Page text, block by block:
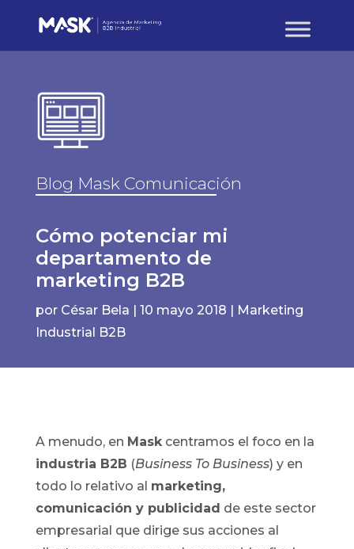
Blog Mask Comunicación
Cómo potenciar mi
departamento de
marketing B2B
por César Bela 10 mayo 2018
Marketing
Industrial B2B
A menudo, en Maskcentramos el foco en la
industria B2B (Business To Business) y en
todo lo relativo al marketing,
comunicación y publicidad de este sector
empresarial que dirige sus acciones al